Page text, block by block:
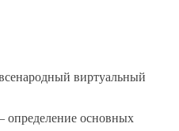
виртуальный
определение основных